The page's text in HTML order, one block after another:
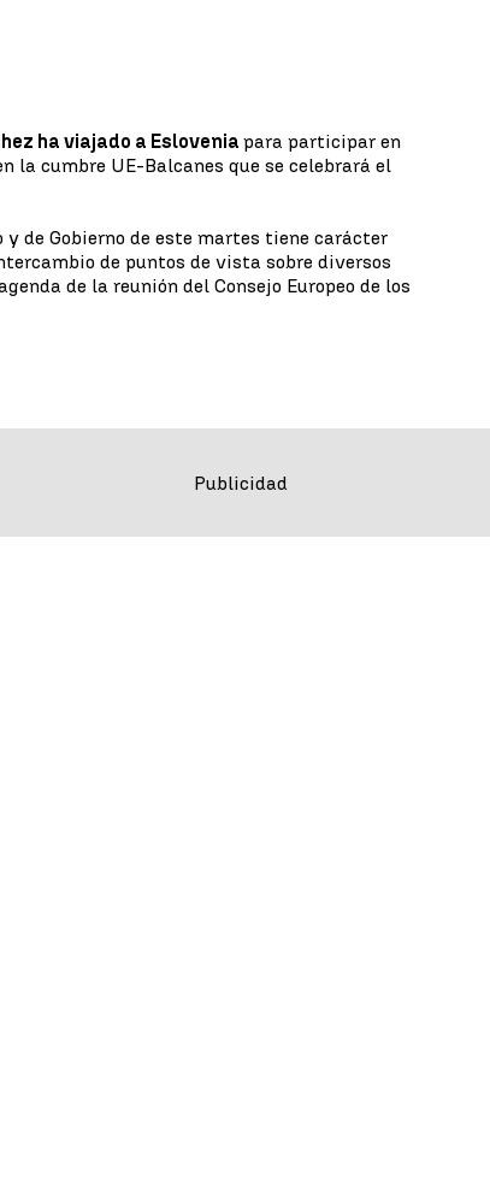
ha viajado a Esloveniapara participar en
la cumbre UE-Balcanes que se celebrará el
y de Gobierno de este martes tiene carácter
de puntos de vista sobre diversos
de la reunión del Consejo Europeo de los